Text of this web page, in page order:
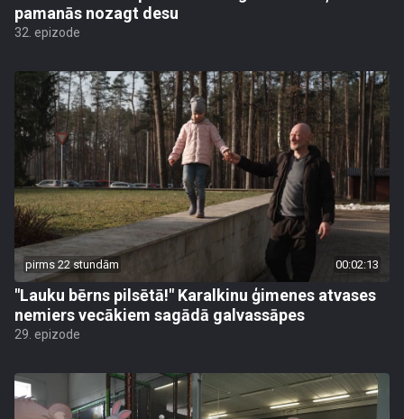
pamanās nozagt desu
32. epizode
pirms 22 stundām 00:02:13
"Lauku bērns pilsētā!" Karalkinu ģimenes atvases
nemiers vecākiem sagādā galvassāpes
29. epizode